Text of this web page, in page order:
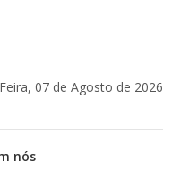
07 de Agosto de 2026
nós